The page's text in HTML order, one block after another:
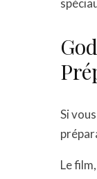
Si
Le